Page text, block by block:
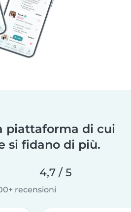
piattaforma di cui
si fidano di più.
4,7 / 5
recensioni